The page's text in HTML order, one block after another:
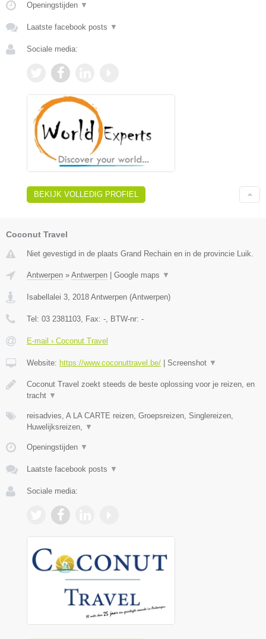
Openingstijden ▼
Laatste facebook posts ▼
Sociale media:
BEKIJK VOLLEDIG PROFIEL
Coconut Travel
Niet gevestigd in de plaats Grand Rechain en in de provincie Luik.
Antwerpen » Antwerpen Google maps ▼
Isabellalei 3 2018 Antwerpen (Antwerpen)
Tel: 03 2381103 , Fax: - , BTW-nr: -
E-mail › Coconut Travel
Website: https://www.coconuttravel.be/ Screenshot ▼
Coconut Travel zoekt steeds de beste oplossing voor je reizen, en
tracht ▼
reisadvies, A LA CARTE reizen, Groepsreizen, Singlereizen,
Huwelijksreizen,
▼
Openingstijden ▼
Laatste facebook posts ▼
Sociale media: